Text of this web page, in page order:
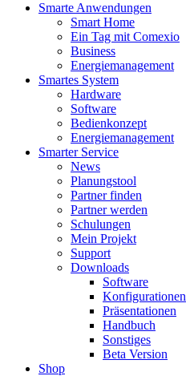
Smarte Anwendungen
Smart Home
Ein Tag mit Comexio
Business
Energiemanagement
Smartes System
Hardware
Software
Bedienkonzept
Energiemanagement
Smarter Service
News
Planungstool
Partner finden
Partner werden
Schulungen
Mein Projekt
Support
Downloads
Software
Konfigurationen
Präsentationen
Handbuch
Sonstiges
Beta Version
Shop